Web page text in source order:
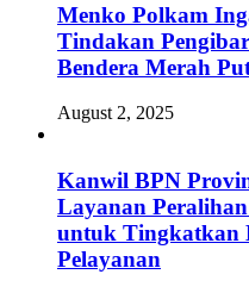
Menko Polkam
Tindakan
Bendera Merah
August 2, 2025
Kanwil BPN
Layanan
untuk Tingkatkan
Pelayanan